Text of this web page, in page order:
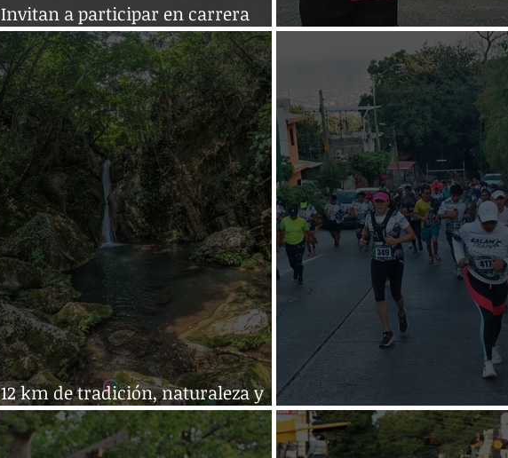
Invitan a participar en carrera
pedestre en San Fernando
Cumplen con la naturaleza
12 km de tradición, naturaleza y
competencia en Copainalá
Conejos recorre 7k